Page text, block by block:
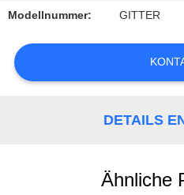
IN
FORDERN
Modellnummer: GITTER
DETAILS
Ähnliche